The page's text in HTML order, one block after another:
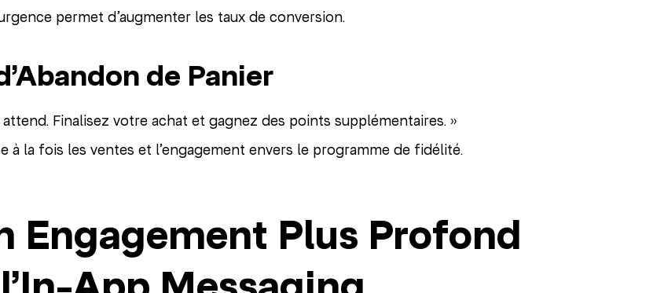
permet d’augmenter les taux de conversion.
de Panier
Finalisez votre achat et gagnez des points supplémentaires. »
à la fois les ventes et l’engagement envers le programme de fidélité.
Engagement Plus Profond